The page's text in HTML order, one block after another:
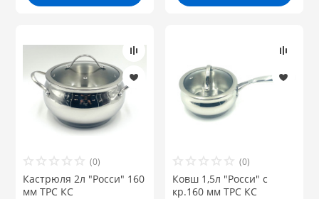
(0)
Кастрюля 2л "Росси" 160
мм ТРС КС
(0)
Ковш 1,5л "Росси" с
кр.160 мм ТРС КС